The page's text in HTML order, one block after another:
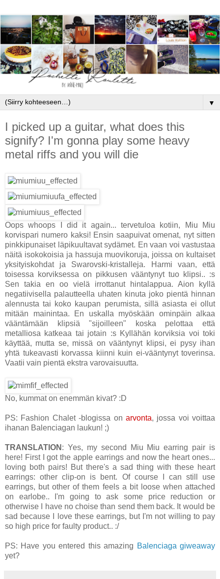
▼
I picked up a guitar, what does this
signify? I'm gonna play some heavy
metal riffs and you will die
Oops whoops I did it again... tervetuloa kotiin, Miu Miu
korvispari numero kaksi! Ensin saapuivat omenat, nyt sitten
pinkkipunaiset läpikuultavat sydämet. En vaan voi vastustaa
näitä isokokoisia ja hassuja muovikoruja, joissa on kultaiset
yksityiskohdat ja Swarovski-kristalleja. Harmi vaan, että
toisessa korviksessa on pikkusen vääntynyt tuo klipsi.. :s
Sen takia en oo vielä irrottanut hintalappua. Aion kyllä
negatiivisella palautteella uhaten kinuta joko pientä hinnan
alennusta tai koko kaupan perumista, sillä asiasta ei ollut
mitään mainintaa. En uskalla myöskään ominpäin alkaa
vääntämään klipsiä "sijoilleen" koska pelottaa että
metalliosa katkeaa tai jotain :s Kyllähän korviksia voi toki
käyttää, mutta se, missä on vääntynyt klipsi, ei pysy ihan
yhtä tukeavasti korvassa kiinni kuin ei-vääntynyt toverinsa.
Vaatii vain pientä ekstra varovaisuutta.
No, kummat on enemmän kivat? :D
PS: Fashion Chalet -blogissa on arvonta, jossa voi voittaa
ihanan Balenciagan laukun! ;)
TRANSLATION : Yes, my second Miu Miu earring pair is
here! First I got the apple earrings and now the heart ones...
loving both pairs! But there's a sad thing with these heart
earrings: other clip-on is bent. Of course I can still use
earrings, but other of them feels a bit loose when attached
on earlobe.. I'm going to ask some price reduction or
otherwise I have no choise than send them back. It would be
sad because I love these earrings, but I'm not willing to pay
so high price for faulty product.. :/
PS: Have you entered this amazing Balenciaga giweaway
yet?